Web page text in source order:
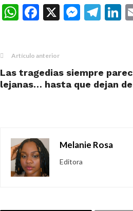
WhatsApp
Facebook
X
Artículo anterior
Las tragedias siempre
lejanas… hasta que dejan
Melanie Rosa
Editora